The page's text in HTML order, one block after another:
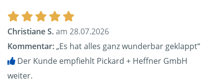
Christiane S.am 28.07.2026
Kommentar:„Es hat alles ganz wunderbar geklappt“
Der Kunde empfiehlt Pickard + Heffner GmbH
weiter.